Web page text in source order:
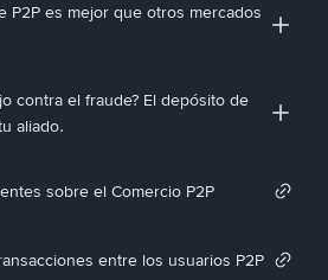
P2P es mejor que otros mercados
contra el fraude? El depósito de
aliado.
sobre el Comercio P2P
entre los usuarios P2P